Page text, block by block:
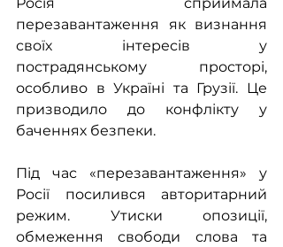
перезавантаження як визнання
своїх інтересів у
пострадянському просторі,
особливо в Україні та Грузії. Це
призводило до конфлікту у
баченнях безпеки.
Під час «перезавантаження» у
Росії посилився авторитарний
режим. Утиски опозиції,
обмеження свободи слова та